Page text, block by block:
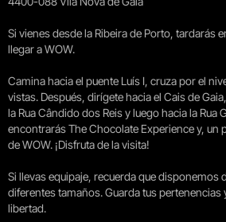
Si vienes desde la Ribeira de Porto, tardarás
llegar a WOW.
Camina hacia el puente Luís I, cruza por el
vistas. Después, dirígete hacia el Cais de
la Rua Cândido dos Reis y luego hacia la Rua
encontrarás The Chocolate Experience y, un
de WOW. ¡Disfruta de la visita!
Si llevas equipaje, recuerda que disponemos
diferentes tamaños. Guarda tus pertenencias
libertad.